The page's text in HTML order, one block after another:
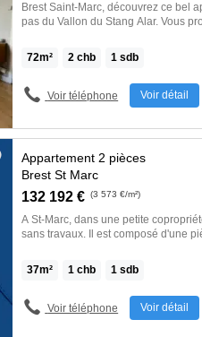
Brest Saint-Marc, découvrez ce bel
pas du Vallon du Stang Alar. Vous
luminosité et des volumes
achat. Proposition d'aménagement virtuel non contractuelle en dernière
72m² 2 chb 1 sdb
Voir téléphone Voir détail
132 192 € (3 573 €/m²)
Appartement 2 pièces
Brest St Marc
A St-Marc, dans une petite
sans travaux. Il est composé d'une
dans le prix : 8%Les informations
l’annonce immobilière >>
37m² 1 chb 1 sdb
Voir téléphone Voir détail